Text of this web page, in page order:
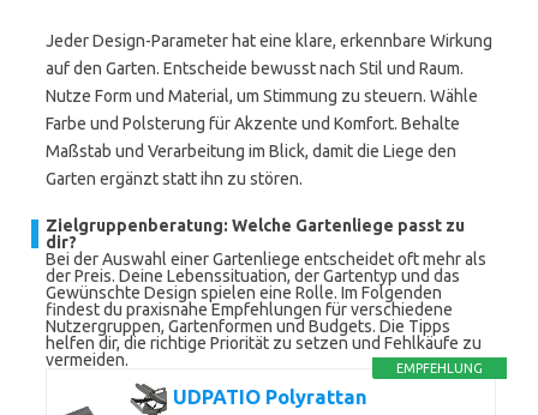
Jeder Design-Parameter hat eine klare, erkennbare Wirkung
auf den Garten. Entscheide bewusst nach Stil und Raum.
Nutze Form und Material, um Stimmung zu steuern. Wähle
Farbe und Polsterung für Akzente und Komfort. Behalte
Maßstab und Verarbeitung im Blick, damit die Liege den
Garten ergänzt statt ihn zu stören.
Zielgruppenberatung: Welche Gartenliege passt zu
dir?
Bei der Auswahl einer Gartenliege entscheidet oft mehr als
der Preis. Deine Lebenssituation, der Gartentyp und das
Gewünschte Design spielen eine Rolle. Im Folgenden
findest du praxisnahe Empfehlungen für verschiedene
Nutzergruppen, Gartenformen und Budgets. Die Tipps
helfen dir, die richtige Priorität zu setzen und Fehlkäufe zu
vermeiden.
EMPFEHLUNG
UDPATIO Polyrattan